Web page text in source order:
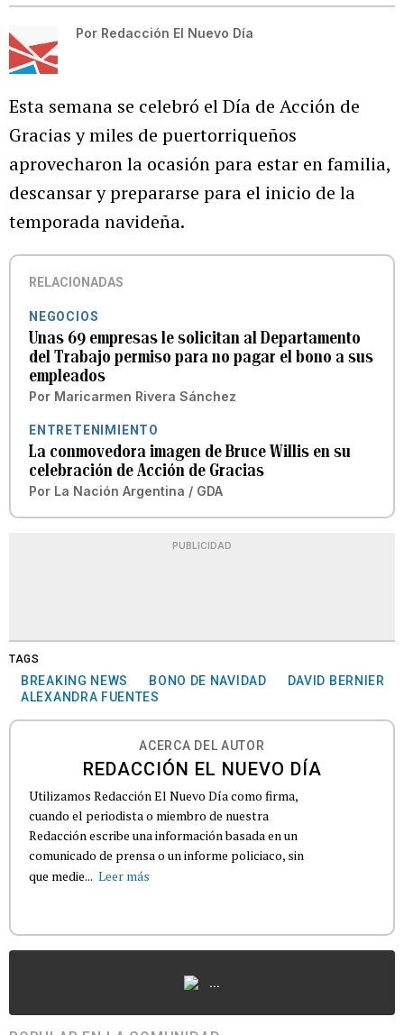
Por Redacción El Nuevo Día
Esta semana se celebró el Día de Acción de
Gracias y miles de puertorriqueños
aprovecharon la ocasión para estar en familia,
descansar y prepararse para el inicio de la
temporada navideña.
RELACIONADAS
NEGOCIOS
Unas 69 empresas le solicitan al Departamento
del Trabajo permiso para no pagar el bono a sus
empleados
Por Maricarmen Rivera Sánchez
ENTRETENIMIENTO
La conmovedora imagen de Bruce Willis en su
celebración de Acción de Gracias
Por La Nación Argentina / GDA
PUBLICIDAD
TAGS
BREAKING NEWS BONO DE NAVIDAD
DAVID BERNIER
ALEXANDRA FUENTES
ACERCA DEL AUTOR
REDACCIÓN EL NUEVO DÍA
Utilizamos Redacción El Nuevo Día como firma,
cuando el periodista o miembro de nuestra
Redacción escribe una información basada en un
comunicado de prensa o un informe policiaco, sin
que medie... Leer más
...